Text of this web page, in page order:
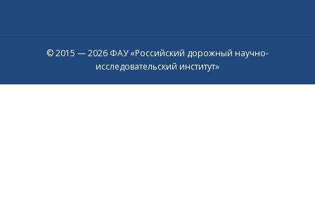
© 2015 — 2026 ФАУ «Российский дорожный научно-
исследовательский институт»